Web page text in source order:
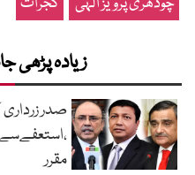
زیادہ پڑھی
صدر
،استعفےسے
مقرر